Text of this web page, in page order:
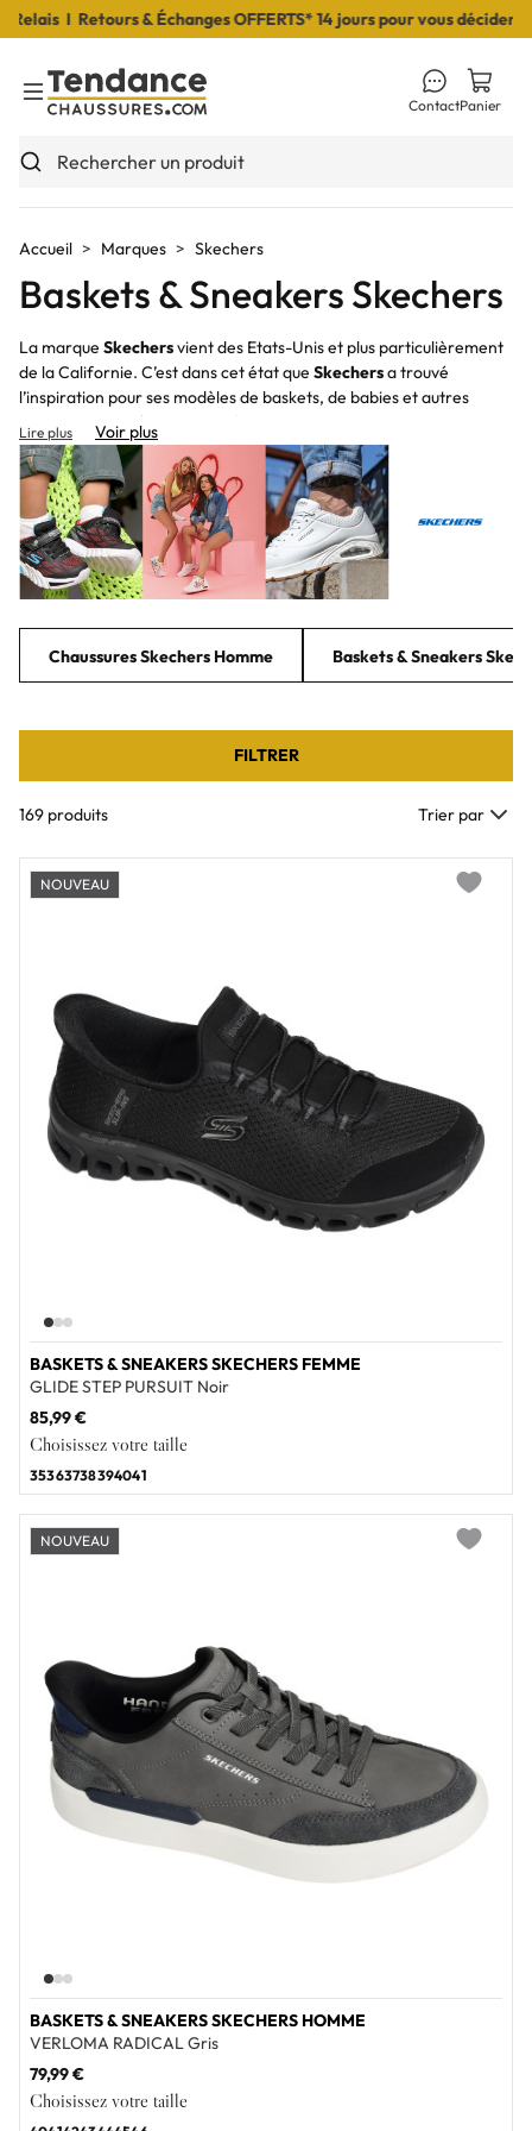
I Retours & Échanges OFFERTS* 14 jours pour vous décider I
Toggle Menu
Rechercher un produit
ContactPanier
Accueil Marques Skechers
Baskets & Sneakers Skechers
La marque Skechersvient des Etats-Unis et plus particulièrement
de la Californie. C’est dans cet état que Skechersa trouvé
l’inspiration pour ses modèles de baskets, de babies et autres
chaussures de détente. En effet, on retrouve dans le style des
chaussures proposées parSkechersune tendance décontractée
propre au style de vie des californiens.
Lire plus Voir plus
Chaussures Skechers Homme Baskets & Sneakers
FILTRER
169 produits Trier par
BASKETS & SNEAKERS SKECHERS FEMME
GLIDE STEP PURSUIT Noir
85,99 €
Choisissez votre taille
35363738394041
NOUVEAU
BASKETS & SNEAKERS SKECHERS HOMME
VERLOMA RADICAL Gris
79,99 €
Choisissez votre taille
NOUVEAU